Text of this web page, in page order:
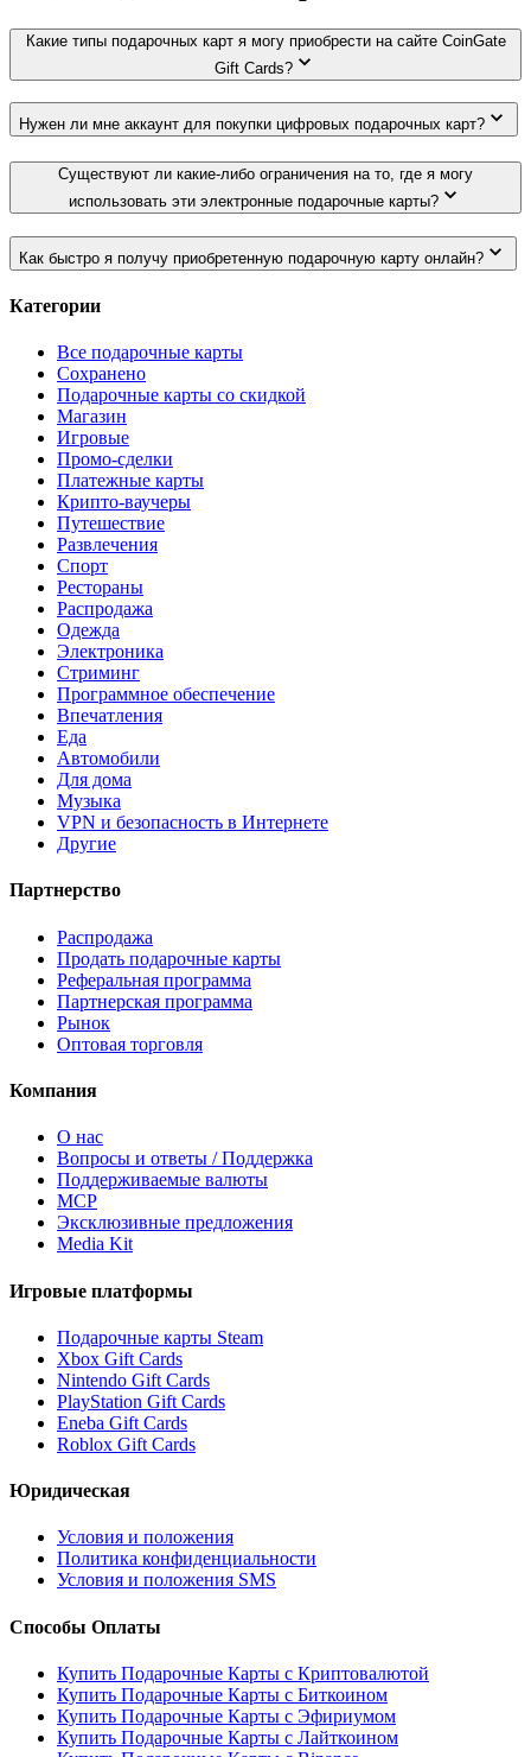
Какие типы подарочных карт я могу приобрести на сайте CoinGate
Gift Cards?
Нужен ли мне аккаунт для покупки цифровых подарочных карт?
Существуют ли какие-либо ограничения на то, где я могу
использовать эти электронные подарочные карты?
Как быстро я получу приобретенную подарочную карту онлайн?
Категории
Все подарочные карты
Сохранено
Подарочные карты со скидкой
Магазин
Игровые
Промо-сделки
Платежные карты
Крипто-ваучеры
Путешествие
Развлечения
Спорт
Рестораны
Распродажа
Одежда
Электроника
Стриминг
Программное обеспечение
Впечатления
Еда
Автомобили
Для дома
Музыка
VPN и безопасность в Интернете
Другие
Партнерство
Распродажа
Продать подарочные карты
Реферальная программа
Партнерская программа
Рынок
Оптовая торговля
Компания
О нас
Вопросы и ответы / Поддержка
Поддерживаемые валюты
MCP
Эксклюзивные предложения
Media Kit
Игровые платформы
Подарочные карты Steam
Xbox Gift Cards
Nintendo Gift Cards
PlayStation Gift Cards
Eneba Gift Cards
Roblox Gift Cards
Юридическая
Условия и положения
Политика конфиденциальности
Условия и положения SMS
Способы Оплаты
Купить Подарочные Карты с Криптовалютой
Купить Подарочные Карты с Биткоином
Купить Подарочные Карты с Эфириумом
Купить Подарочные Карты с Лайткоином